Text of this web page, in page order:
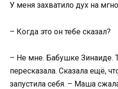
У меня захватило дух на
– Когда это он тебе сказал?
– Не мне. Бабушке Зинаиде.
пересказала. Сказала ещё,
запустила себя. – Маша